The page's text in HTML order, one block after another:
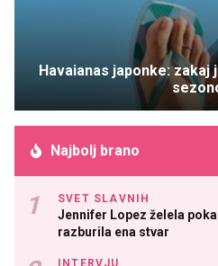
Havaianas japonke:
Najbolj brano
SVET SLAVNIH
Jennifer Lopez želela
razburila ena stvar